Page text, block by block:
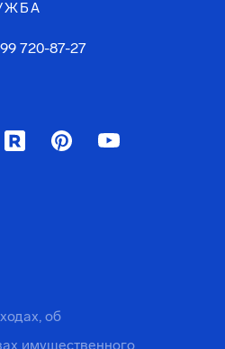
720-87-27
об
имущественного